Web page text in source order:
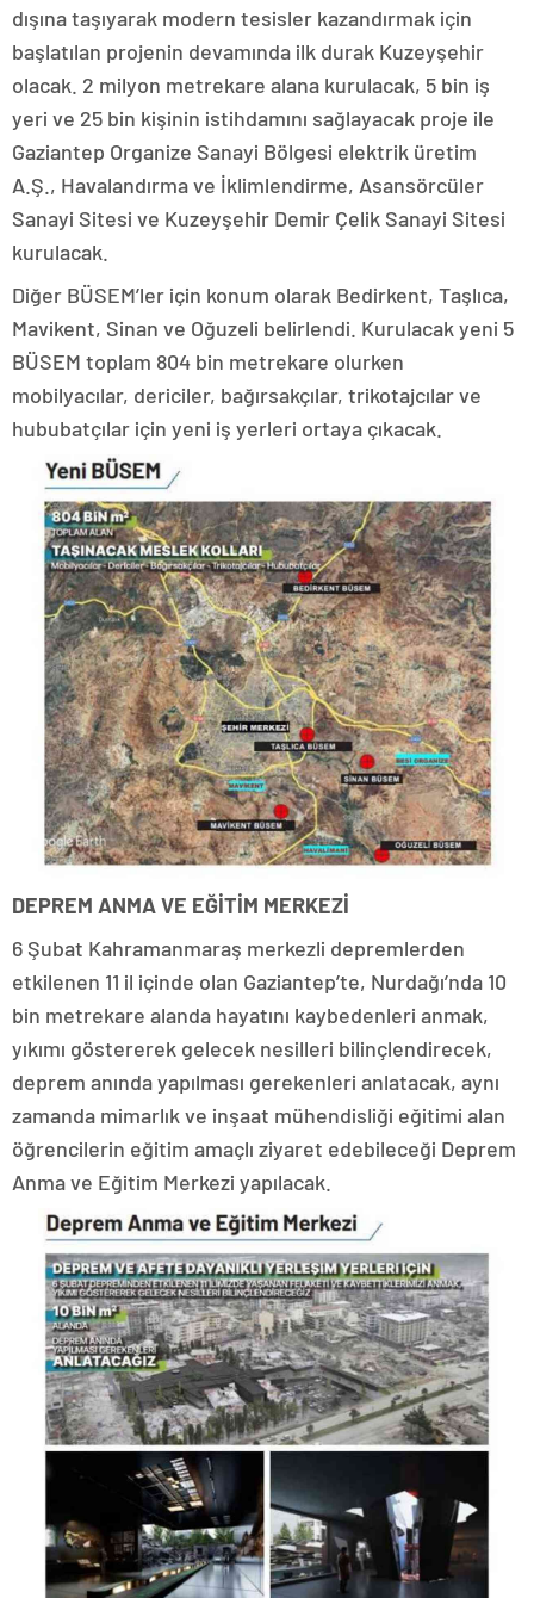
dışına taşıyarak modern tesisler kazandırmak için
başlatılan projenin devamında ilk durak Kuzeyşehir
olacak. 2 milyon metrekare alana kurulacak, 5 bin iş
yeri ve 25 bin kişinin istihdamını sağlayacak proje ile
Gaziantep Organize Sanayi Bölgesi elektrik üretim
A.Ş., Havalandırma ve İklimlendirme, Asansörcüler
Sanayi Sitesi ve Kuzeyşehir Demir Çelik Sanayi Sitesi
kurulacak.
Diğer BÜSEM’ler için konum olarak Bedirkent, Taşlıca,
Mavikent, Sinan ve Oğuzeli belirlendi. Kurulacak yeni 5
BÜSEM toplam 804 bin metrekare olurken
mobilyacılar, dericiler, bağırsakçılar, trikotajcılar ve
hububatçılar için yeni iş yerleri ortaya çıkacak.
DEPREM ANMA VE EĞİTİM MERKEZİ
6 Şubat Kahramanmaraş merkezli depremlerden
etkilenen 11 il içinde olan Gaziantep’te, Nurdağı’nda 10
bin metrekare alanda hayatını kaybedenleri anmak,
yıkımı göstererek gelecek nesilleri bilinçlendirecek,
deprem anında yapılması gerekenleri anlatacak, aynı
zamanda mimarlık ve inşaat mühendisliği eğitimi alan
öğrencilerin eğitim amaçlı ziyaret edebileceği Deprem
Anma ve Eğitim Merkezi yapılacak.